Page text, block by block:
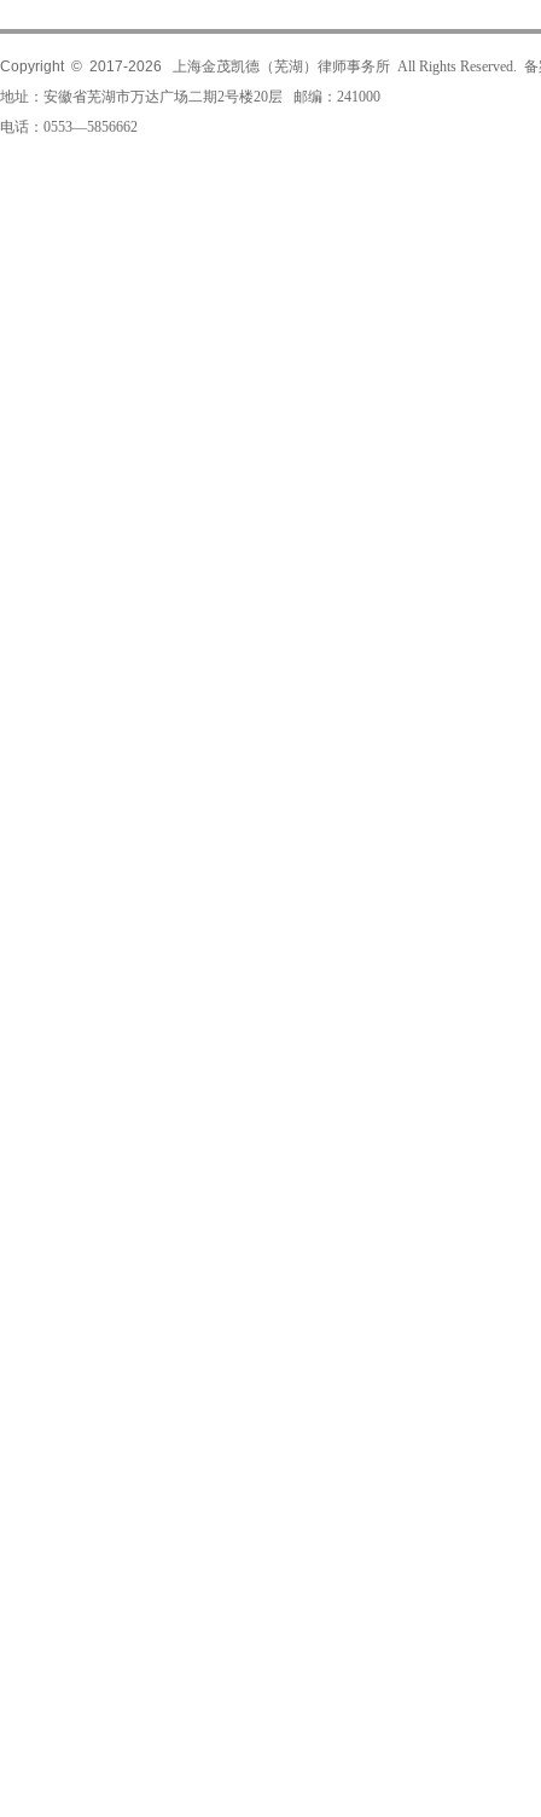
Copyright © 2017-2026
上海金茂凯德（芜湖）律师事务所 All Rights Reserved.
地址：安徽省芜湖市万达广场二期2号楼20层 邮编：241000
电话：0553—5856662